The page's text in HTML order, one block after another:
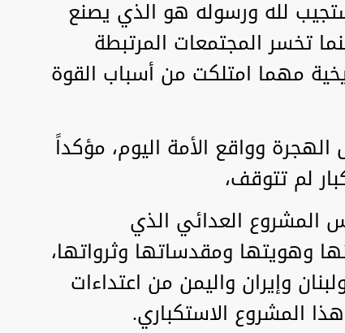
لله ورسوله هو الذي يصنع
تخسر المجتمعات المرتبطة
مهما امتلكت من أسباب القوة
وواقع الأمة اليوم، مؤكداً
لم تتوقف،
المشروع العدائي الذي
وهويتها ومقدساتها وثرواتها،
وإيران واليمن من اعتداءات
المشروع الاستكباري.